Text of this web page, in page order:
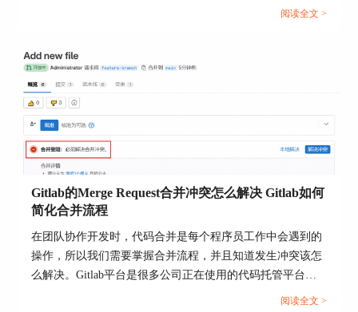
应根据自己的项目需求、团队协作方式以及对
个，都能在软件开发的不同阶段获得有效的支持和
帮助。
在探索这两个平台的共通之处时，我们可以发现，
GitLab和GitHub不仅仅是代码托管工具，它们更是
促进团队协作、项目管理和自动化工作流程的平
台。通过这些平台，开发团队可以更加高效地完成
代码的编写、审查和部署工作，同时也能够提高代
码的质量和项目的透明度。
说，我们需要掌握查看提交记录方法，以及查看代码贡献统
阅读全文 >
Gitlab的Merge Request合并冲突怎么解决 Gitlab如何
简化合并流程
在团队协作开发时，代码合并是每个程序员工作中会遇到的
操作，所以我们需要掌握合并流程，并且知道发生冲突该怎
么解决。Gitlab平台是很多公司正在使用的代码托管平台，
该平台支持Merge Request（合并请求），并且为代码审查与
阅读全文 >